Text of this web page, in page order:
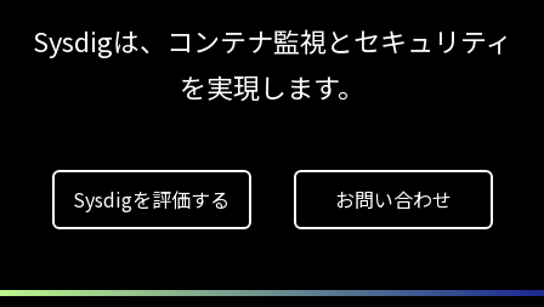
【ブログ】AI が
2026
【ブログ】
セキュリティブリーフィング：
Sysdigは、コンテナ監視とセキュリティ
を実現します。
Sysdigを評価する お問い合わせ